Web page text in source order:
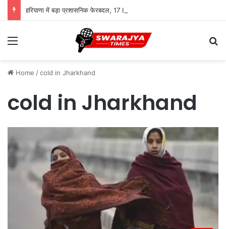
Menu
Home /cold in Jharkhand
cold in Jharkhand